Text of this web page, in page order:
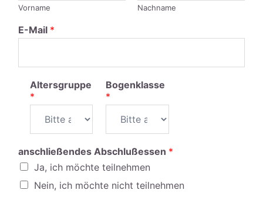
Vorname Nachname
E-Mail *
Altersgruppe
*
Bogenklasse
*
anschließendes Abschlußessen *
Ja, ich möchte teilnehmen
Nein, ich möchte nicht teilnehmen